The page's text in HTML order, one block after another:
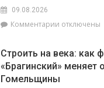
августа
отключения
09.08.2026
Комментарии к
появление
отключены
Строить на века: как
«Брагинский» меняет
Гомельщины